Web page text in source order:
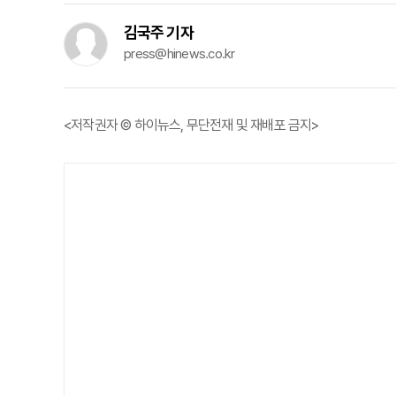
김국주 기자
press@hinews.co.kr
<저작권자 © 하이뉴스, 무단전재 및 재배포 금지>